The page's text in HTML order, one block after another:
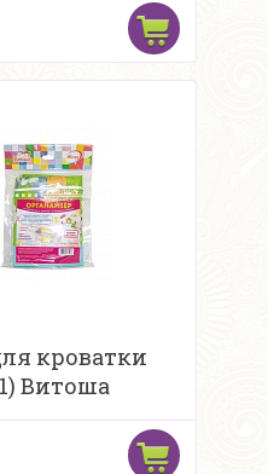
кроватки
Витоша